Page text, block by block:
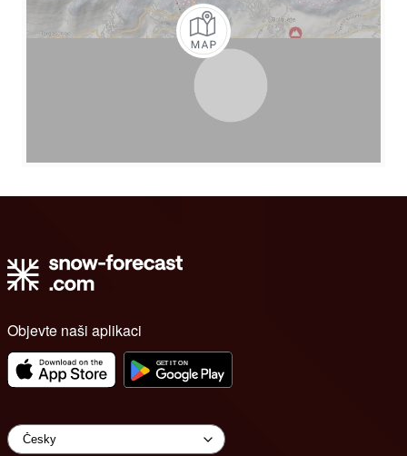
Objevte naši aplikaci